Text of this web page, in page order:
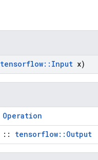
tensorflow:: Input x)
Operation
:: tensorflow::Output